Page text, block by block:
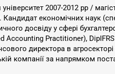
2007-2012 рр /
Кандидат економічних наук
досвіду у сфері
Accounting Practitioner),
директора в
компанії за напрямком